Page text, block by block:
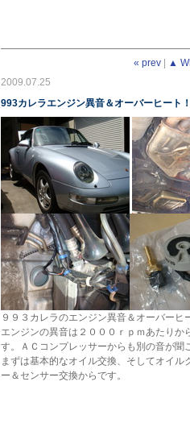
« prev
▲
2009.07.25
993カレラエンジン異音＆オーバーヒート
９９３カレラのエンジン異音＆オーバーヒ
エンジンの異音は２０００ｒｐｍあたりか
す。ＡＣコンプレッサーからも別の音が聞
まずは基本的なオイル交換、そしてオイル
ー＆センサー交換からです。